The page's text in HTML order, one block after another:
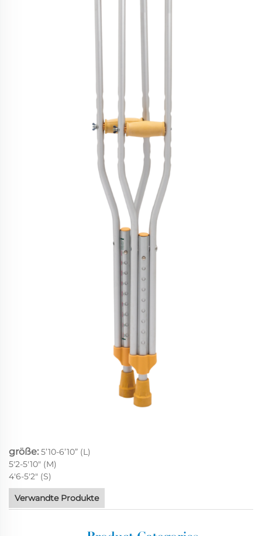
größe: 5’10-6’10” (L)
5'2-5'10" (M)
4'6-5'2" (S)
Verwandte Produkte